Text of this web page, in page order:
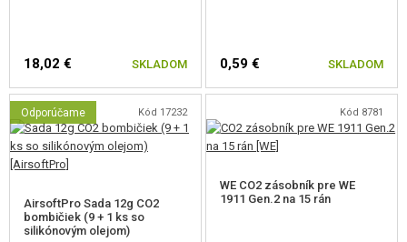
Tieto plynové zbrane sa svojou konštrukciou veľmi podobajú reálnym a
Celokovové vykonané
Replika 1:1
Matný povrch
Silný Blowback
Poistka záveru
Záviť na tlmič M11 pravý, vnútorný
18,02 € SKLADOM 0,59 € SKLADOM
Odporúčame Kód 17232
AirsoftPro Sada 12g CO2
bombičiek (9 + 1 ks so
silikónovým olejom)
Kód 8781
WE CO2 zásobník pre WE
1911 Gen.2 na 15 rán